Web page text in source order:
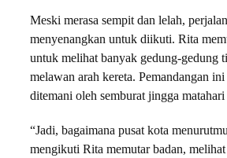
Meski merasa sempit dan lelah,
menyenangkan untuk diikuti. Rita
untuk melihat banyak gedung-gedung
melawan arah kereta. Pemandangan
ditemani oleh semburat jingga matahari
“Jadi, bagaimana pusat kota
mengikuti Rita memutar badan,